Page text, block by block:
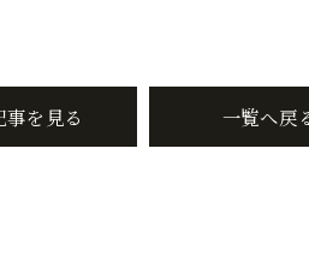
事を見る 一覧へ戻